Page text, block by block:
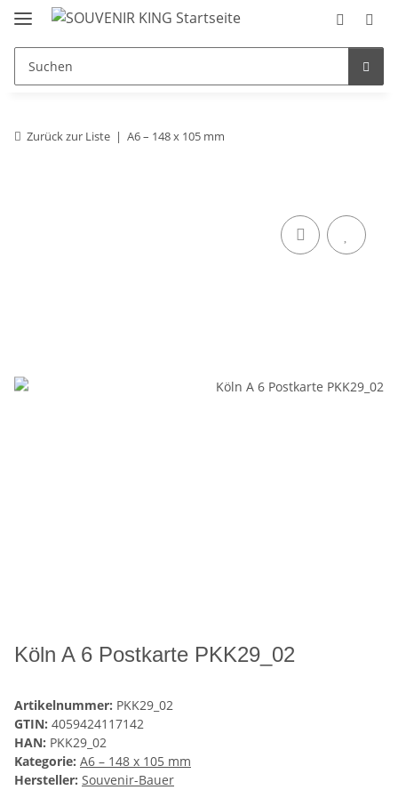
Zurück zur Liste A6 – 148 x 105 mm
Köln A 6 Postkarte PKK29_02
Artikelnummer: PKK29_02
GTIN: 4059424117142
HAN: PKK29_02
Kategorie: A6 – 148 x 105 mm
Hersteller: Souvenir-Bauer